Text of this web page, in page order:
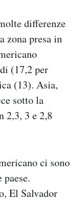
differenze
zona presa in
(17,2 per
(13). Asia,
sotto la
2,3, 3 e 2,8
ci sono
El Salvador